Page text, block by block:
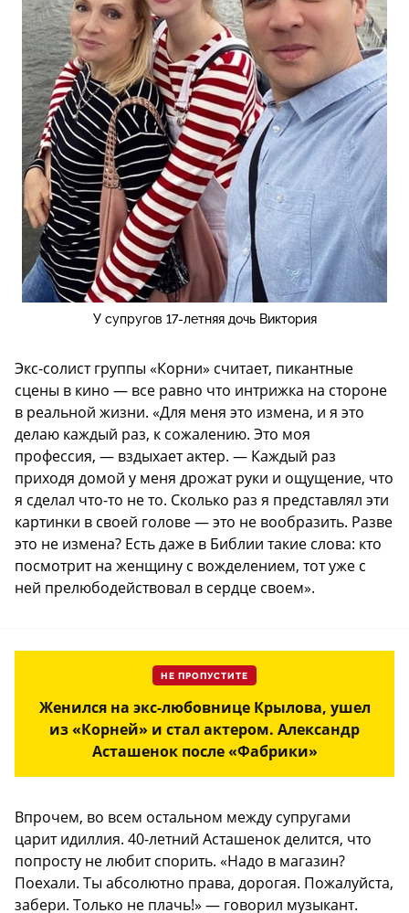
У супругов 17-летняя дочь Виктория
Экс-солист группы «Корни» считает, пикантные
сцены в кино — все равно что интрижка на стороне
в реальной жизни. «Для меня это измена, и я это
делаю каждый раз, к сожалению. Это моя
профессия, — вздыхает актер. — Каждый раз
приходя домой у меня дрожат руки и ощущение, что
я сделал что-то не то. Сколько раз я представлял эти
картинки в своей голове — это не вообразить. Разве
это не измена? Есть даже в Библии такие слова: кто
посмотрит на женщину с вожделением, тот уже с
ней прелюбодействовал в сердце своем».
НЕ ПРОПУСТИТЕ
Женился на экс-любовнице Крылова, ушел
из «Корней» и стал актером. Александр
Асташенок после «Фабрики»
Впрочем, во всем остальном между супругами
царит идиллия. 40-летний Асташенок делится, что
попросту не любит спорить. «Надо в магазин?
Поехали. Ты абсолютно права, дорогая. Пожалуйста,
забери. Только не плачь!» — говорил музыкант.